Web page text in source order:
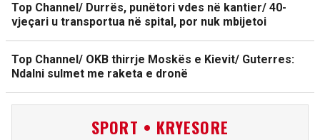
Top Channel/ Durrës, punëtori vdes në kantier/ 40-
vjeçari u transportua në spital, por nuk mbijetoi
Top Channel/ OKB thirrje Moskës e Kievit/ Guterres:
Ndalni sulmet me raketa e dronë
SPORT • KRYESORE